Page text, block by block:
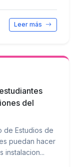
Leer más
del
de Estudios de
puedan hacer
instalacion...